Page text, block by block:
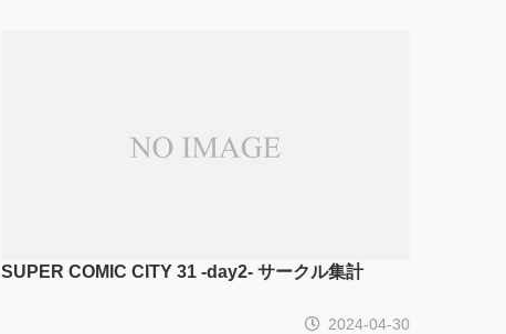
SUPER COMIC CITY 31 -day2- サークル集計
2024-04-30